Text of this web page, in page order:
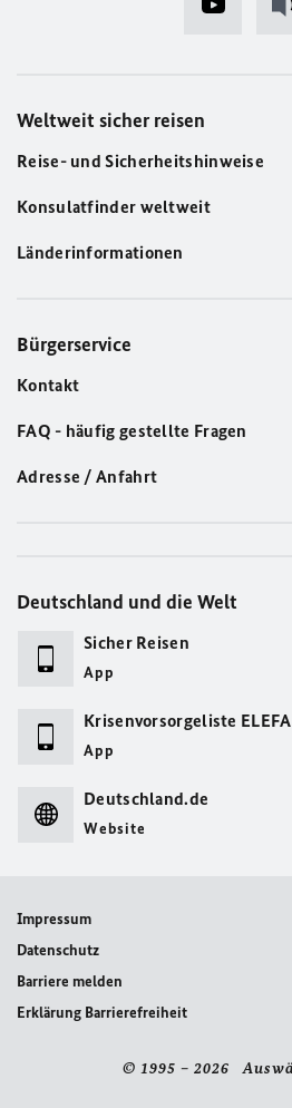
Weltweit sicher reisen
Reise- und Sicherheitshinweise
Konsulatfinder weltweit
Länderinformationen
Bürgerservice
Kontakt
FAQ - häufig gestellte Fragen
Adresse / Anfahrt
Deutschland und die Welt
Sicher Reisen
App
Krisenvorsorgeliste
App
Deutschland.de
Website
Impressum
Datenschutz
Barriere melden
Erklärung Barrierefreiheit
© 1995 – 2026